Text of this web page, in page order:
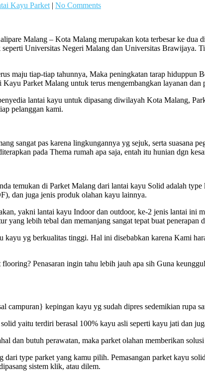
Kayu Parket | No Comments
Malang – Kota Malang merupakan kota terbesar ke
Universitas Negeri Malang dan Universitas Brawijaya.
maju tiap-tiap tahunnya, Maka peningkatan tarap
Parket Malang untuk terus mengembangkan layanan
lantai kayu untuk dipasang diwilayah Kota Malang,
pelanggan kami.
sangat pas karena lingkungannya yg sejuk, serta suasana
pada Thema rumah apa saja, entah itu hunian dgn
temukan di Parket Malang dari lantai kayu Solid adalah
dan juga jenis produk olahan kayu lainnya.
yakni lantai kayu Indoor dan outdoor, ke-2 jenis lantai ini
yang lebih tebal dan memanjang sangat tepat buat penerapan
yg berkualitas tinggi. Hal ini disebabkan karena Kami
Penasaran ingin tahu lebih jauh apa sih Guna
campuran} kepingan kayu yg sudah dipres sedemikian rupa
yaitu terdiri berasal 100% kayu asli seperti kayu jati dan
dan butuh perawatan, maka parket olahan memberikan
dari type parket yang kamu pilih. Pemasangan parket kayu
sistem klik, atau dilem.